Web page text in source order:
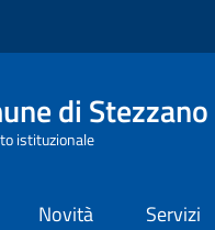
di Stezzano
istituzionale
Novità Servizi